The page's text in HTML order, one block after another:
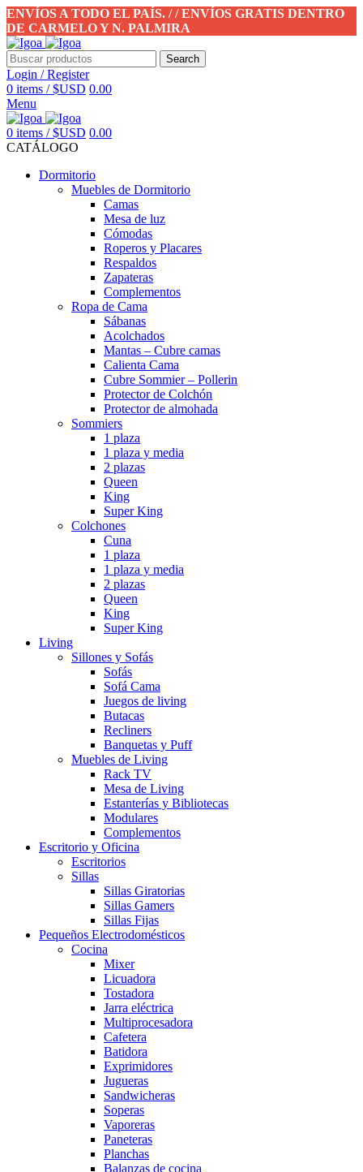
ENVÍOS A TODO EL PAÍS. / / ENVÍOS GRATIS DENTRO
DE CARMELO Y N. PALMIRA
Search
Login / Register
0 items / $USD 0.00
Menu
0 items / $USD 0.00
CATÁLOGO
Dormitorio
Muebles de Dormitorio
Camas
Mesa de luz
Cómodas
Roperos y Placares
Respaldos
Zapateras
Complementos
Ropa de Cama
Sábanas
Acolchados
Mantas – Cubre camas
Calienta Cama
Cubre Sommier – Pollerin
Protector de Colchón
Protector de almohada
Sommiers
1 plaza
1 plaza y media
2 plazas
Queen
King
Super King
Colchones
Cuna
1 plaza
1 plaza y media
2 plazas
Queen
King
Super King
Living
Sillones y Sofás
Sofás
Sofá Cama
Juegos de living
Butacas
Recliners
Banquetas y Puff
Muebles de Living
Rack TV
Mesa de Living
Estanterías y Bibliotecas
Modulares
Complementos
Escritorio y Oficina
Escritorios
Sillas
Sillas Giratorias
Sillas Gamers
Sillas Fijas
Pequeños Electrodomésticos
Cocina
Mixer
Licuadora
Tostadora
Jarra eléctrica
Multiprocesadora
Cafetera
Batidora
Exprimidores
Jugueras
Sandwicheras
Soperas
Vaporeras
Paneteras
Planchas
Balanzas de cocina